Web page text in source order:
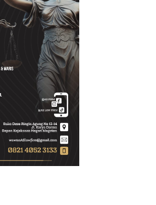
Perangkat Desa Baru
Sidowayah Resmi Dilantik, Siap
Tingkatkan Pelayanan Warga